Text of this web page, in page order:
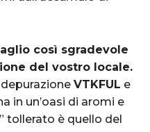
così sgradevole
del vostro locale.
VTKFUL e
in un’oasi di aromi e
tollerato è quello del